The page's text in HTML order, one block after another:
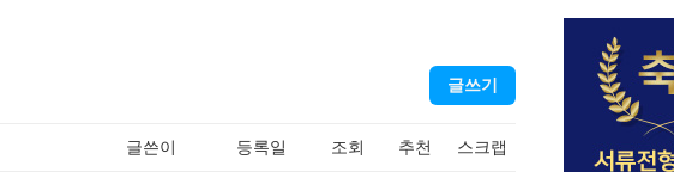
글쓰기
글쓴이 등록일 조회 추천 스크랩